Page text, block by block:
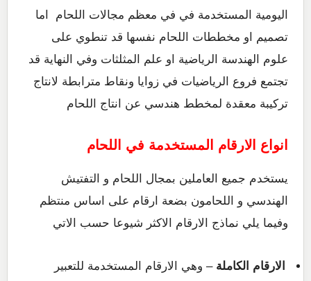
اليومية المستخدمة في في معظم مجالات اللحام اما
تصميم او مخططات اللحام نفسها قد تنطوي على
علوم الهندسة الرياضية او علم المثلثات وفي النهاية قد
تجتمع فروع الرياضيات في زوايا ونقاط مترابطة لانتاج
تركيبة معقدة لمخطط هندسي عن انتاج اللحام
انواع الارقام المستخدمة في اللحام
يستخدم جميع العاملين بمجال اللحام و التفتيش
الهندسي و اللحامون بضعة ارقام على اساس منتظم
وفيما يلي نماذج الارقام الاكثر شيوعا حسب الاتي
الارقام الكاملة – وهي الارقام المستخدمة للتعبير